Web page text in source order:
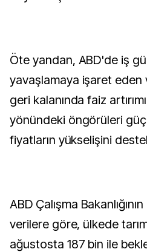
Öte yandan, ABD'de iş
yavaşlamaya işaret eden
geri kalanında faiz
yönündeki öngörüleri
fiyatların yükselişini
ABD Çalışma
verilere göre, ülkede
ağustosta 187 bin ile